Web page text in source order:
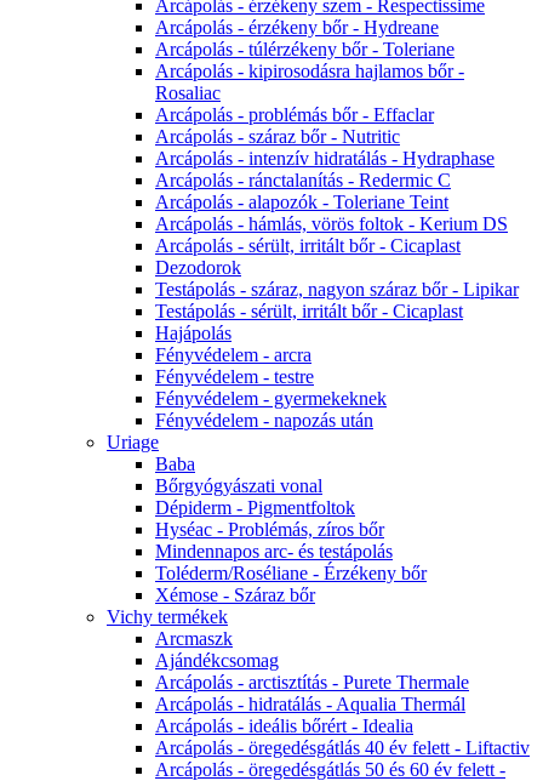
Arcápolás - érzékeny szem - Respectissime
Arcápolás - érzékeny bőr - Hydreane
Arcápolás - túlérzékeny bőr - Toleriane
Arcápolás - kipirosodásra hajlamos bőr -
Rosaliac
Arcápolás - problémás bőr - Effaclar
Arcápolás - száraz bőr - Nutritic
Arcápolás - intenzív hidratálás - Hydraphase
Arcápolás - ránctalanítás - Redermic C
Arcápolás - alapozók - Toleriane Teint
Arcápolás - hámlás, vörös foltok - Kerium DS
Arcápolás - sérült, irritált bőr - Cicaplast
Dezodorok
Testápolás - száraz, nagyon száraz bőr - Lipikar
Testápolás - sérült, irritált bőr - Cicaplast
Hajápolás
Fényvédelem - arcra
Fényvédelem - testre
Fényvédelem - gyermekeknek
Fényvédelem - napozás után
Uriage
Baba
Bőrgyógyászati vonal
Dépiderm - Pigmentfoltok
Hyséac - Problémás, zíros bőr
Mindennapos arc- és testápolás
Toléderm/Roséliane - Érzékeny bőr
Xémose - Száraz bőr
Vichy termékek
Arcmaszk
Ajándékcsomag
Arcápolás - arctisztítás - Purete Thermale
Arcápolás - hidratálás - Aqualia Thermál
Arcápolás - ideális bőrért - Idealia
Arcápolás - öregedésgátlás 40 év felett - Liftactiv
Arcápolás - öregedésgátlás 50 és 60 év felett -